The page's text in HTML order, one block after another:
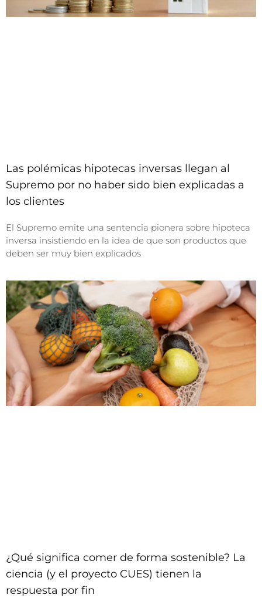
Las polémicas hipotecas inversas llegan al
Supremo por no haber sido bien explicadas a
los clientes
El Supremo emite una sentencia pionera sobre hipoteca
inversa insistiendo en la idea de que son productos que
deben ser muy bien explicados
¿Qué significa comer de forma sostenible? La
ciencia (y el proyecto CUES) tienen la
respuesta por fin